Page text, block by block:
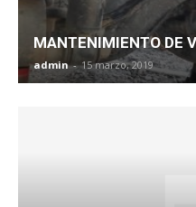
MANTENIMIENTO DE
admin - 15 marzo, 2019